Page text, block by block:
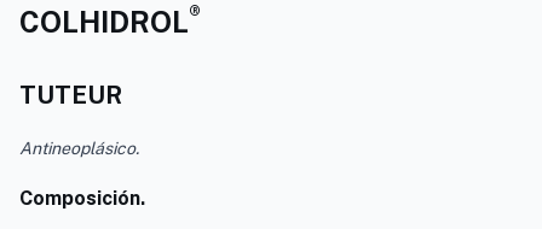
COLHIDROL®
TUTEUR
Antineoplásico.
Composición.